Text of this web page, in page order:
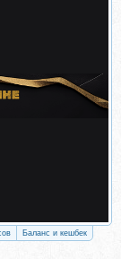
Баланс и кешбек